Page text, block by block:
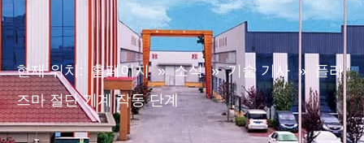
현재 위치: 홈페이지 » 소식 » 기술 기사 »
플라
즈마 절단 기계 작동 단계